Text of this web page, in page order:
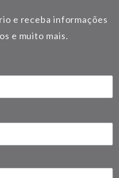
e receba informações
e muito mais.